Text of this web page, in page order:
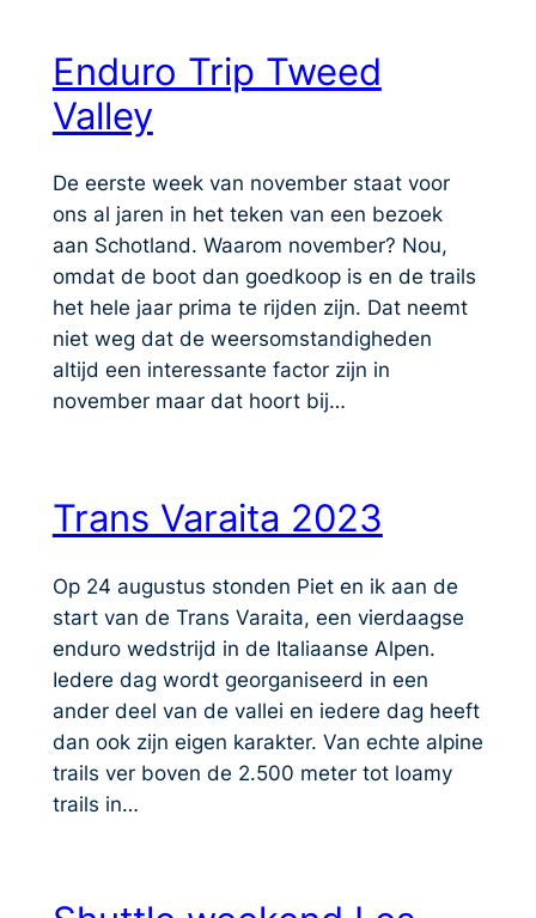
Enduro Trip Tweed
Valley
De eerste week van november staat voor
ons al jaren in het teken van een bezoek
aan Schotland. Waarom november? Nou,
omdat de boot dan goedkoop is en de trails
het hele jaar prima te rijden zijn. Dat neemt
niet weg dat de weersomstandigheden
altijd een interessante factor zijn in
november maar dat hoort bij…
Trans Varaita 2023
Op 24 augustus stonden Piet en ik aan de
start van de Trans Varaita, een vierdaagse
enduro wedstrijd in de Italiaanse Alpen.
Iedere dag wordt georganiseerd in een
ander deel van de vallei en iedere dag heeft
dan ook zijn eigen karakter. Van echte alpine
trails ver boven de 2.500 meter tot loamy
trails in…